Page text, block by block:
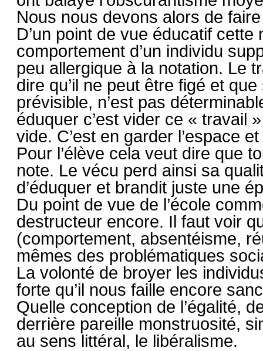
Nous nous devons alors de
D’un point de vue éducatif
comportement d’un individu
peu allergique à la notation. Le
dire qu’il ne peut être figé et
prévisible, n’est pas
éduquer c’est vider ce « travail
vide. C’est en garder l’espace
Pour l’élève cela veut dire que
note. Le vécu perd ainsi sa
d’éduquer et brandit juste une
Du point de vue de l’école
destructeur encore. Il faut voir
(comportement, absentéisme,
mêmes des problématiques
La volonté de broyer les
forte qu’il nous faille encore
Quelle conception de l’égalité,
derrière pareille monstruosité,
au sens littéral, le libéralisme.